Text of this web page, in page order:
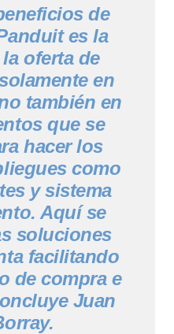
de
es la
oferta de
en
también en
que se
hacer los
como
y sistema
Aquí se
soluciones
facilitando
de compra e
Juan